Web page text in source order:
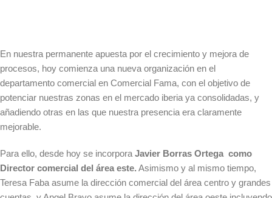
En nuestra permanente apuesta por el crecimiento y mejora de
procesos, hoy comienza una nueva organización en el
departamento comercial en Comercial Fama, con el objetivo de
potenciar nuestras zonas en el mercado iberia ya consolidadas, y
añadiendo otras en las que nuestra presencia era claramente
mejorable.
Para ello, desde hoy se incorpora Javier Borras Ortega como
Director comercial del área este. Asimismo y al mismo tiempo,
Teresa Faba asume la dirección comercial del área centro y grandes